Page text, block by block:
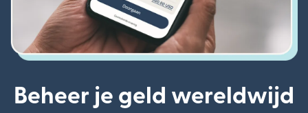
Beheer je geld wereldwijd